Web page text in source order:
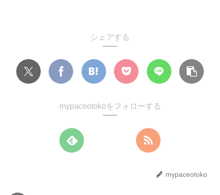
シェアする
mypaceotokoをフォローする
mypaceotoko